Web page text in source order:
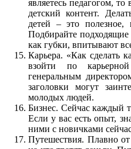
являетесь педагогом,
детский контент.
детей – это полезное,
Подбирайте подходящие
как губки, впитывают
Карьера. «Как сделать
взойти по
генеральным
заголовки могут
молодых людей.
Бизнес. Сейчас каждый
Если у вас есть опыт,
ними с новичками
Путешествия. Плавно